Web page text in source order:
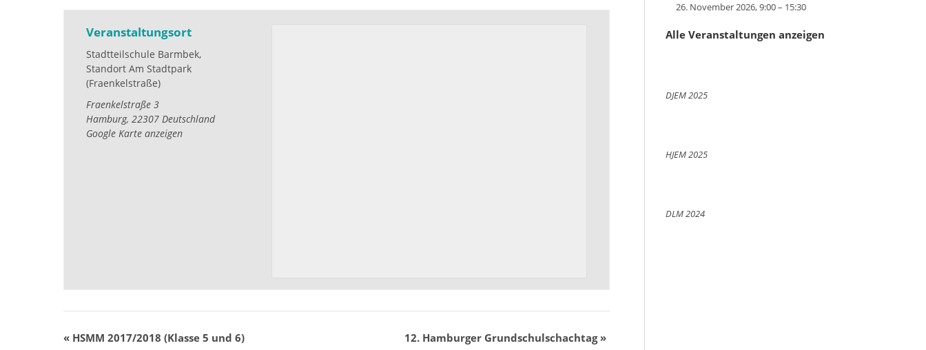
Veranstaltungsort
Stadtteilschule Barmbek,
Standort Am Stadtpark
(Fraenkelstraße)
Fraenkelstraße 3
Hamburg, 22307 Deutschland
Google Karte anzeigen
« HSMM 2017/2018 (Klasse 5 und 6) 12. Hamburger Grundschulschachtag »
26. November 2026, 9:00– 15:30
Alle Veranstaltungen anzeigen
DJEM 2025
HJEM 2025
DLM 2024